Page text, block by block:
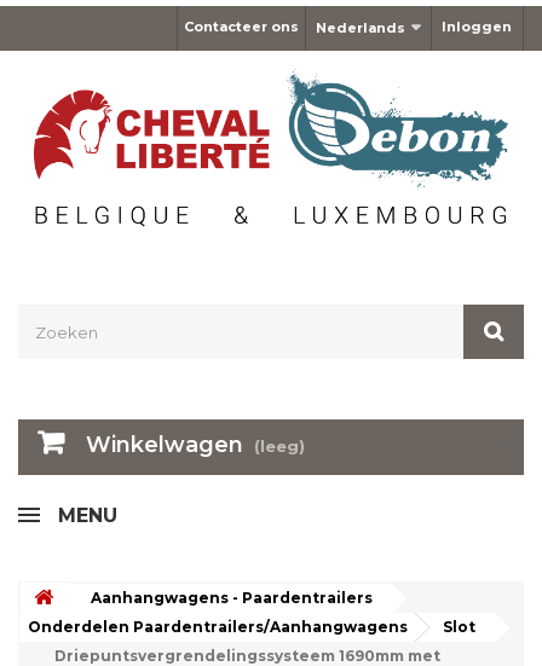
Inloggen
Nederlands
Contacteer ons
Winkelwagen (leeg)
MENU
Aanhangwagens - Paardentrailers
Onderdelen Paardentrailers/Aanhangwagens
Slot
Driepuntsvergrendelingssysteem 1690mm met